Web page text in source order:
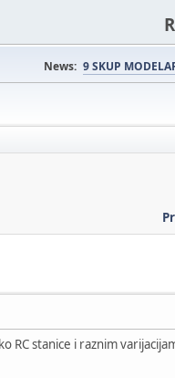
News: 9 SKUP
RC stanice i raznim